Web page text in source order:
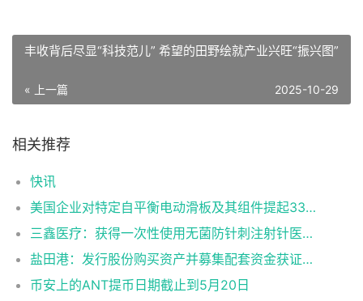
丰收背后尽显“科技范儿” 希望的田野绘就产业兴旺“振兴图”
« 上一篇 2025-10-29
相关推荐
快讯
美国企业对特定自平衡电动滑板及其组件提起337调查申请
三鑫医疗：获得一次性使用无菌防针刺注射针医疗器械注册证
盐田港：发行股份购买资产并募集配套资金获证监会同意注册批复
币安上的ANT提币日期截止到5月20日